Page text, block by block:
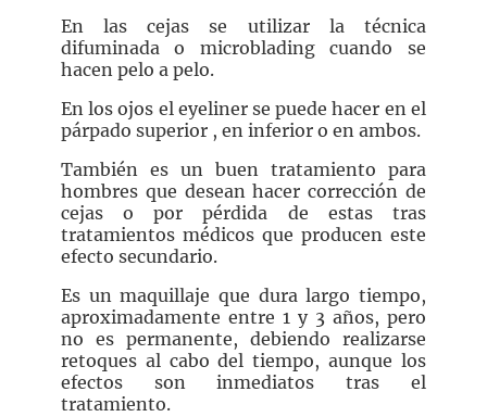
En las cejas se utilizar la técnica
difuminada o microblading cuando se
hacen pelo a pelo.
En los ojos el eyeliner se puede hacer en el
párpado superior , en inferior o en ambos.
También es un buen tratamiento para
hombres que desean hacer corrección de
cejas o por pérdida de estas tras
tratamientos médicos que producen este
efecto secundario.
Es un maquillaje que dura largo tiempo,
aproximadamente entre 1 y 3 años, pero
no es permanente, debiendo realizarse
retoques al cabo del tiempo, aunque los
efectos son inmediatos tras el
tratamiento.